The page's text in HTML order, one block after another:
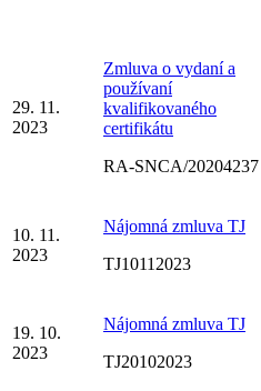
29. 11.
2023
Zmluva o vydaní a
používaní
kvalifikovaného
certifikátu
RA-SNCA/20204237
10. 11.
2023
Nájomná zmluva TJ
TJ10112023
19. 10.
2023
Nájomná zmluva TJ
TJ20102023